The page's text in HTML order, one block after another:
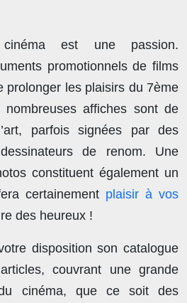
est une passion.
promotionnels de films
prolonger les plaisirs du 7ème
nombreuses affiches sont de
parfois signées par des
de renom. Une
constituent également un
certainement plaisir à vos
des heureux !
disposition son catalogue
, couvrant une grande
cinéma, que ce soit des